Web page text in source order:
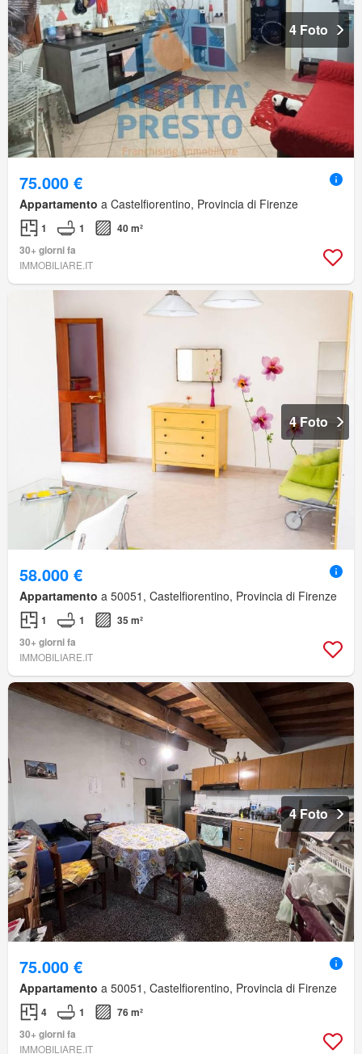
4 Foto
75.000 €
Appartamento a Castelfiorentino, Provincia di Firenze
1 1
40 m²
30+ giorni fa
IMMOBILIARE.IT
4 Foto
58.000 €
Appartamento a 50051, Castelfiorentino, Provincia di Firenze
1 1
35 m²
30+ giorni fa
IMMOBILIARE.IT
4 Foto
75.000 €
Appartamento a 50051, Castelfiorentino, Provincia di Firenze
4 1
76 m²
30+ giorni fa
IMMOBILIARE.IT